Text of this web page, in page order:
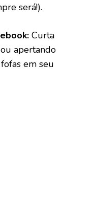
será!).
Curta
ou apertando
em seu